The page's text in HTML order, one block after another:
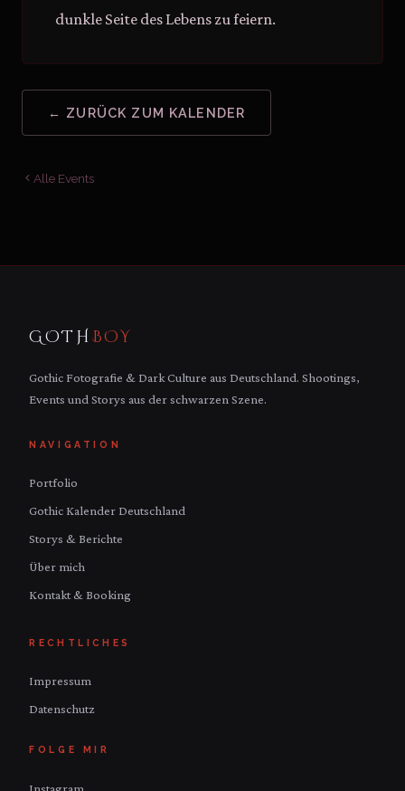
dunkle Seite des Lebens zu feiern.
← ZURÜCK ZUM KALENDER
Alle Events
GOTH BOY
Gothic Fotografie & Dark Culture aus Deutschland. Shootings,
Events und Storys aus der schwarzen Szene.
NAVIGATION
Portfolio
Gothic Kalender Deutschland
Storys & Berichte
Über mich
Kontakt & Booking
RECHTLICHES
Impressum
Datenschutz
FOLGE MIR
Instagram